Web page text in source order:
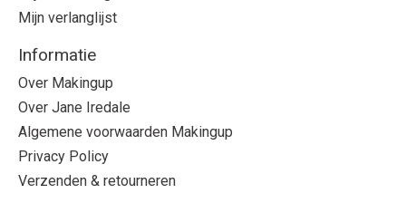
Mijn verlanglijst
Informatie
Over Makingup
Over Jane Iredale
Algemene voorwaarden Makingup
Privacy Policy
Verzenden & retourneren